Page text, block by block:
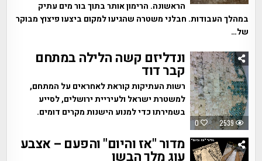
הראשונה. הרימון אותר בתוך בור מים עתיק
במהלך העבודות. חבלני משטרה שהגיעו למקום ביצעו פיצוץ מבוקר
של…
0 2539
ונדליזם קשה הלילה במתחם
קבר דוד
רשות העתיקות קוראת לאחראים על המתחם,
למשטרת ישראל ולעיריית ירושלים, לסייע
בשמירתו כדי למנוע הישנות מקרים דומים.
מדור "אז והיום" והפעם – אצבע
עוג מלך הבשן